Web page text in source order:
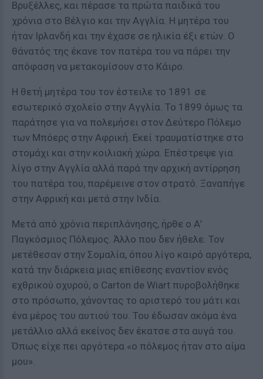
Βρυξέλλες, και πέρασε τα πρώτα παιδικά του
χρόνια στο Βέλγιο και την Αγγλία. Η μητέρα του
ήταν Ιρλανδή και την έχασε σε ηλικία έξι ετών. Ο
θάνατός της έκανε τον πατέρα του να πάρει την
απόφαση να μετακομίσουν στο Κάιρο.
Η θετή μητέρα του τον έστειλε το 1891 σε
εσωτερικό σχολείο στην Αγγλία. Το 1899 όμως τα
παράτησε για να πολεμήσει στον Δεύτερο Πόλεμο
των Μπόερς στην Αφρική. Εκεί τραυματίστηκε στο
στομάχι και στην κοιλιακή χώρα. Επέστρεψε για
λίγο στην Αγγλία αλλά παρά την αρχική αντίρρηση
του πατέρα του, παρέμεινε στον στρατό. Ξαναπήγε
στην Αφρική και μετά στην Ινδία.
Μετά από χρόνια περιπλάνησης, ήρθε ο Α’
Παγκόσμιος Πόλεμος. Άλλο που δεν ήθελε. Τον
μετέθεσαν στην Σομαλία, όπου λίγο καιρό αργότερα,
κατά την διάρκεια μιας επίθεσης εναντίον ενός
εχθρικού οχυρού, ο Carton de Wiart πυροβολήθηκε
στο πρόσωπο, χάνοντας το αριστερό του μάτι και
ένα μέρος του αυτιού του. Του έδωσαν ακόμα ένα
μετάλλιο αλλά εκείνος δεν έκατσε στα αυγά του.
Όπως είχε πει αργότερα «ο πόλεμος ήταν στο αίμα
μου».